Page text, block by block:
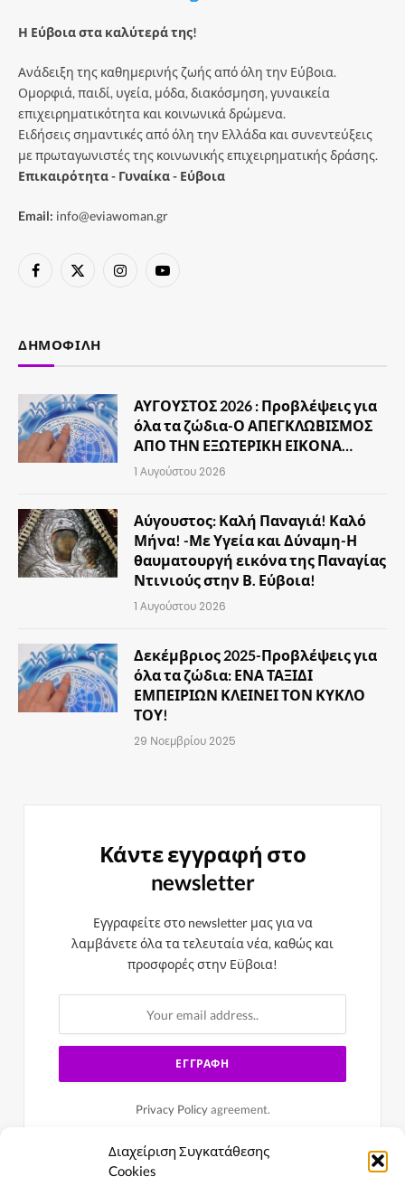
Διαχείριση Συγκατάθεσης
Cookies
Η Εύβοια στα καλύτερά της!
Ανάδειξη της καθημερινής ζωής από όλη την Εύβοια.
Ομορφιά, παιδί, υγεία, μόδα, διακόσμηση, γυναικεία
επιχειρηματικότητα και κοινωνικά δρώμενα.
Ειδήσεις σημαντικές από όλη την Ελλάδα και συνεντεύξεις
με πρωταγωνιστές της κοινωνικής επιχειρηματικής δράσης.
Επικαιρότητα - Γυναίκα - Εύβοια
Email: info@eviawoman.gr
Facebook
X
InstagramYouTube
ΔΗΜΟΦΙΛΉ
ΑΥΓΟΥΣΤΟΣ 2026 : Προβλέψεις για
όλα τα ζώδια-Ο ΑΠΕΓΚΛΩΒΙΣΜΟΣ
ΑΠΟ ΤΗΝ ΕΞΩΤΕΡΙΚΗ ΕΙΚΟΝΑ…
1 Αυγούστου 2026
Αύγουστος: Καλή Παναγιά! Καλό
Μήνα! -Με Υγεία και Δύναμη-Η
θαυματουργή εικόνα της Παναγίας
Ντινιούς στην Β. Εύβοια!
1 Αυγούστου 2026
Δεκέμβριος 2025-Προβλέψεις για
όλα τα ζώδια: ΕΝΑ ΤΑΞΙΔΙ
ΕΜΠΕΙΡΙΩΝ ΚΛΕΙΝΕΙ ΤΟΝ ΚΥΚΛΟ
ΤΟΥ!
29 Νοεμβρίου 2025
Κάντε εγγραφή στο
newsletter
Εγγραφείτε στο newsletter μας για να
λαμβάνετε όλα τα τελευταία νέα, καθώς και
προσφορές στην Εϋβοια!
Privacy Policyagreement.